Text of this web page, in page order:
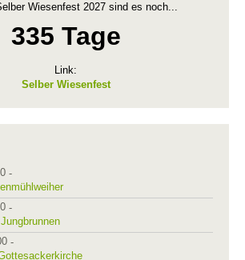
Wiesenfest 2027 sind es noch...
335 Tage
Link:
Selber Wiesenfest
-
-
-